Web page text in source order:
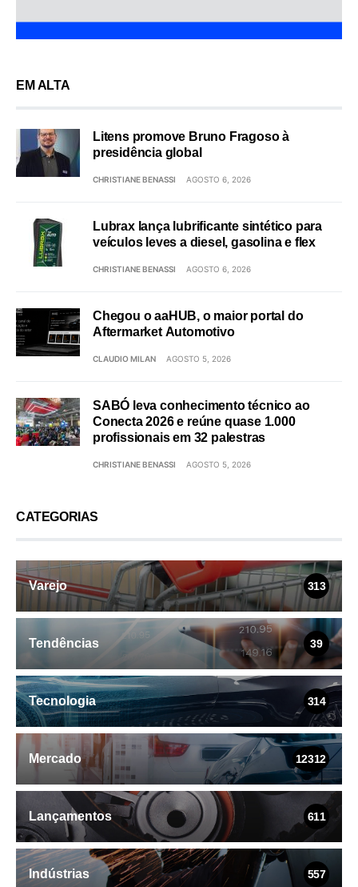
EM ALTA
Litens promove Bruno Fragoso à
presidência global
CHRISTIANE BENASSI AGOSTO 6, 2026
Lubrax lança lubrificante sintético para
veículos leves a diesel, gasolina e flex
CHRISTIANE BENASSI AGOSTO 6, 2026
Chegou o aaHUB, o maior portal do
Aftermarket Automotivo
CLAUDIO MILAN AGOSTO 5, 2026
SABÓ leva conhecimento técnico ao
Conecta 2026 e reúne quase 1.000
profissionais em 32 palestras
CHRISTIANE BENASSI AGOSTO 5, 2026
CATEGORIAS
Varejo 313
Tendências 39
Tecnologia 314
Mercado 12312
Lançamentos 611
Indústrias 557